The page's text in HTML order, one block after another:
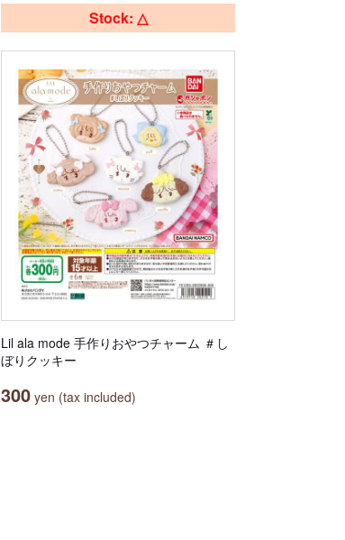
Stock: △
Lil ala mode 手作りおやつチャーム ＃し
ぼりクッキー
300 yen (tax included)